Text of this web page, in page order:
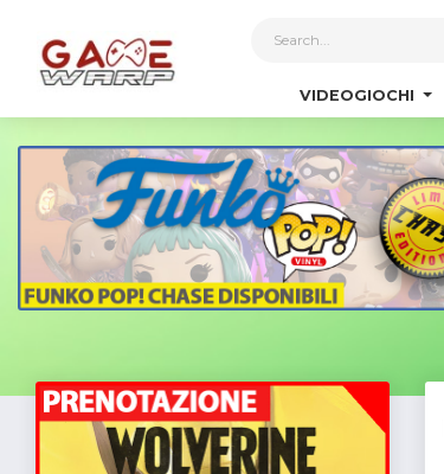
VIDEOGIOCHI